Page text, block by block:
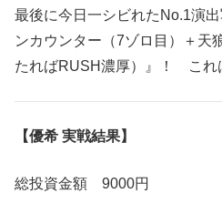
最後に今日一シビれたNo.1演
ンカウンター（7ゾロ目）＋天
たればRUSH濃厚）』！ これ
【優希 実戦結果】
総投資金額 9000円